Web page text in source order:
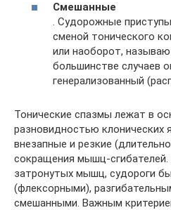
Смешанные
. Судорожные
сменой тонического
или наоборот,
большинстве случаев
генерализованный
Тонические спазмы лежат в
разновидностью клонических
внезапные и резкие
сокращения мышц-сгибателей.
затронутых мышц, судороги
(флексорными),
смешанными. Важным